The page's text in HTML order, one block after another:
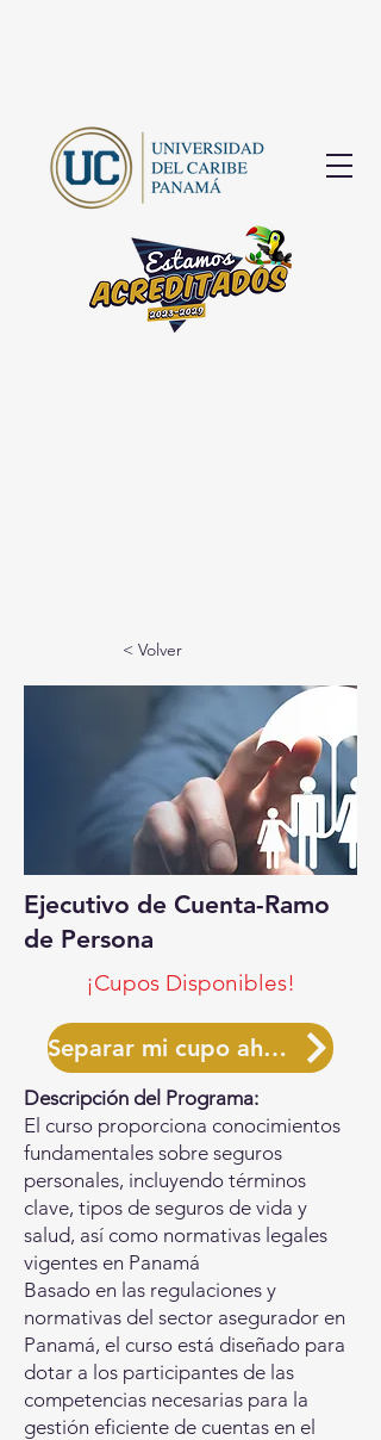
< Volver
Ejecutivo de Cuenta-Ramo
de Persona
¡Cupos Disponibles!
Separar mi cupo ahora
Descripción del Programa:
El curso proporciona conocimientos
fundamentales sobre seguros
personales, incluyendo términos
clave, tipos de seguros de vida y
salud, así como normativas legales
vigentes en Panamá
Basado en las regulaciones y
normativas del sector asegurador en
Panamá, el curso está diseñado para
dotar a los participantes de las
competencias necesarias para la
gestión eficiente de cuentas en el